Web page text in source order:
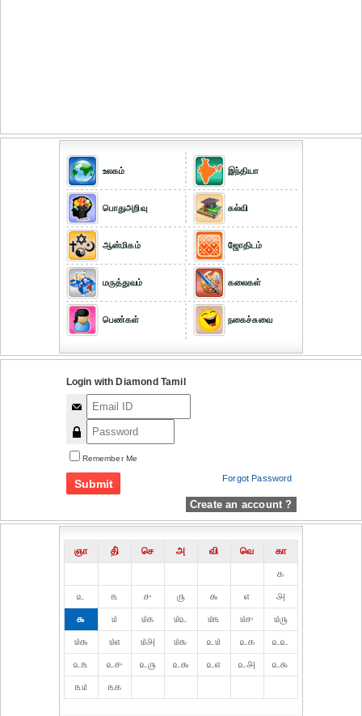
உலகம்
பொதுஅறிவு
ஆன்மிகம்
மருத்துவம்
பெண்கள்
இந்தியா
கல்வி
ஜோதிடம்
கலைகள்
நகைச்சுவை
Login with Diamond Tamil
Remember Me
Forgot Password
Create an account ?
ஞா தி் செ அ வி வெ
கா
௧
௨
௩ ௪ ௫ ௬ ௭
௮
௯
௰ ௰௧ ௰௨ ௰௩ ௰௪
௰௫
௰௬
௰௭ ௰௮ ௰௯ ௨௰ ௨௧
௨௨
௨௩
௨௪ ௨௫ ௨௬ ௨௭ ௨௮
௨௯
௩௰
௩௧